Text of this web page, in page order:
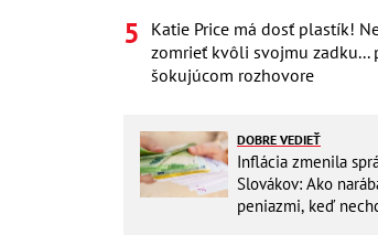
Katie Price má dosť plastík!
zomrieť kvôli svojmu zadku...
šokujúcom rozhovore
DOBRE VEDIEŤ
Inflácia zmenila
Slovákov: Ako
peniazmi, keď